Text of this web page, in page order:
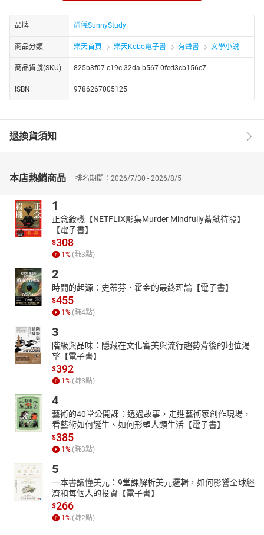
族〉、〈山椒大夫〉、〈魚玄機〉。
【朗讀者簡介】
劉姿吟，尚儀數位學習有聲製播暨發行中心特約聲優，世新大學產
單位，由獲得八座金鐘獎的配音大師袁光麟先生擔 任聲音總監。
運。雖然豐太郎渴望自由與愛情，為了現實與世俗的考量，對於前
程與愛情、自由不得不做出選擇，然而也因此成為悲劇。此篇是依
外是日本近代文學深具啟蒙，是浪漫主義文學的代表人物，與夏目
【尚儀有聲製播暨發行中心介紹】
尚儀有聲製播暨發行中心(簡稱尚儀有聲製播中心)是專業的有聲出版
品製作與發行單位，由獲得八座金鐘獎的配音大師袁光麟先生擔任
聲音總監。除專業的製作團隊，發行範圍更是遍及所有華人有聲通
路，包括有聲書平台、音樂串流平台；個人市場與公播市場。不論
您是內容擁有者或配音員，都歡迎您洽詢、合作。
【目錄】
版權宣告
舞姬-02
舞姬-03
舞姬-04
舞姬-06
舞姬-07
舞姬-08
品牌 尚儀SunnyStudy
商品分類 樂天首頁 樂天Kobo電子書 有聲書 文學小說
商品貨號(SKU) 825b3f07-c19c-32da-b567-0fed3cb156c7
ISBN 9786267005125
退換貨須知
本店熱銷商品 排名期間：2026/7/30 - 2026/8/5
1
正念殺機【NETFLIX影集Murder Mindfully蓄弒待發】
【電子書】
$308
1 % (賺3點)
2
時間的起源：史蒂芬．霍金的最終理論【電子書】
$455
1 % (賺4點)
3
階級與品味：隱藏在文化審美與流行趨勢背後的地位渴
望【電子書】
$392
1 % (賺3點)
4
藝術的40堂公開課：透過故事，走進藝術家創作現場，
看藝術如何誕生、如何形塑人類生活【電子書】
$385
1 % (賺3點)
5
一本書讀懂美元：9堂課解析美元邏輯，如何影響全球經
濟和每個人的投資【電子書】
$266
1 % (賺2點)